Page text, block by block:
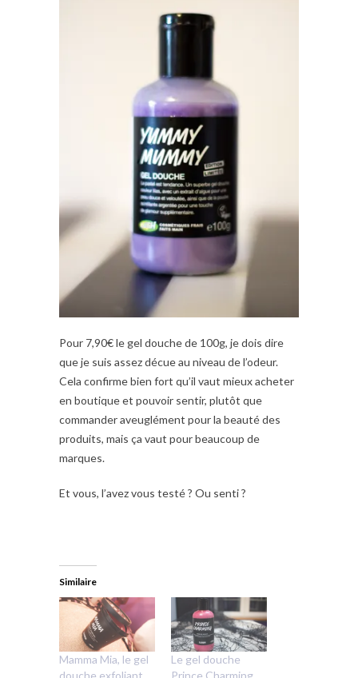
Pour 7,90€ le gel douche de 100g, je dois dire
que je suis assez décue au niveau de l’odeur.
Cela confirme bien fort qu’il vaut mieux acheter
en boutique et pouvoir sentir, plutôt que
commander aveuglément pour la beauté des
produits, mais ça vaut pour beaucoup de
marques.
Et vous, l’avez vous testé ? Ou senti ?
Similaire
Mamma Mia, le gel
Le gel douche